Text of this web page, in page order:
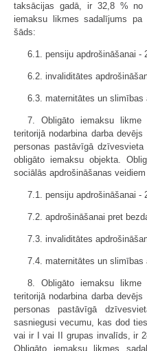
taksācijas gadā, ir 32,8 % no
iemaksu likmes sadalījums pa
šāds:
6.1. pensiju apdrošināšanai -
6.2. invaliditātes
6.3. maternitātes un slimības
7. Obligāto iemaksu likme
teritorijā nodarbina darba
personas pastāvīgā
obligāto iemaksu objekta.
sociālās apdrošināšanas
7.1. pensiju apdrošināšanai -
7.2. apdrošināšanai pret
7.3. invaliditātes
7.4. maternitātes un slimības
8. Obligāto iemaksu likme
teritorijā nodarbina darba
personas pastāvīgā
sasniegusi vecumu, kas dod
vai ir I vai II grupas invalīds, ir
Obligāto iemaksu likmes